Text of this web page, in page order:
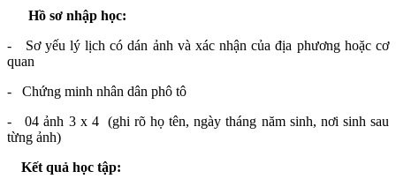
Hồ sơ nhập học:
- Sơ yếu lý lịch có dán ảnh và xác nhận của địa phương hoặc cơ
quan
- Chứng minh nhân dân phô tô
- 04 ảnh 3 x 4 (ghi rõ họ tên, ngày tháng năm sinh, nơi sinh sau
từng ảnh)
Kết quả học tập: